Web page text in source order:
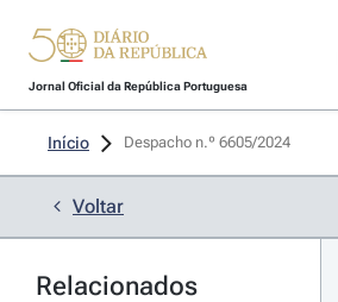
Jornal Oficial da República Portuguesa
Início Despacho n.º 6605/2024
Voltar
Relacionados